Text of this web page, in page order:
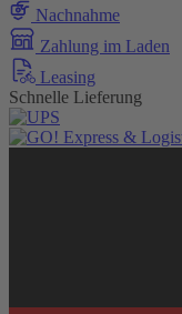
Nachnahme
Zahlung im Laden
Leasing
Schnelle Lieferung